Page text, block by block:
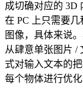
成切确对应的 3D
在 PC 上只需要
图像，具体来说
从肆意单张图片 /
式对输入文本的
每个物体进行优